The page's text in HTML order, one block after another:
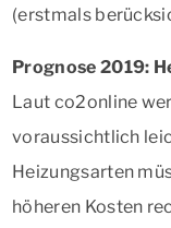
(erstmals
Prognose 2019:
Laut co2online
voraussichtlich
Heizungsarten
höheren Kosten